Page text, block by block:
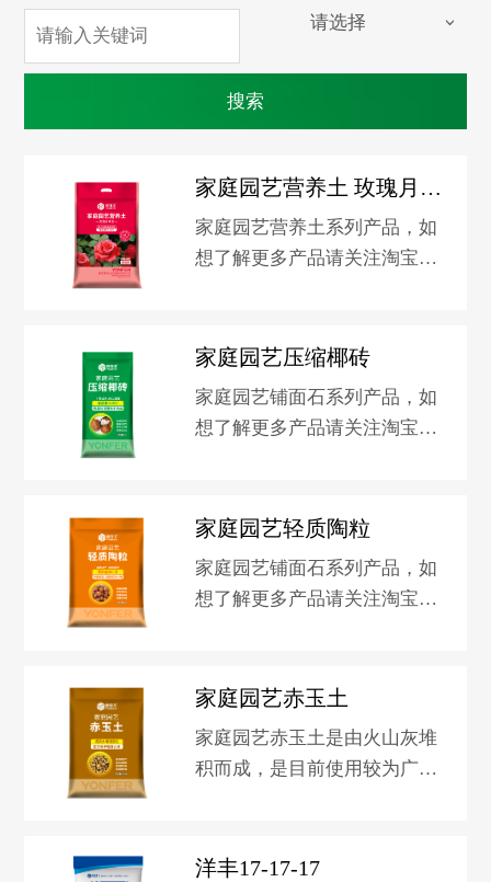
家庭园艺营养土 玫瑰月季型
家庭园艺营养土系列产品，如
想了解更多产品请关注淘宝新
家庭园艺压缩椰砖
家庭园艺铺面石系列产品，如
想了解更多产品请关注淘宝新
家庭园艺轻质陶粒
家庭园艺铺面石系列产品，如
想了解更多产品请关注淘宝新
家庭园艺赤玉土
家庭园艺赤玉土是由火山灰堆
积而成，是目前使用较为广泛
有利于排水和蓄水。如想了解
洋丰17-17-17